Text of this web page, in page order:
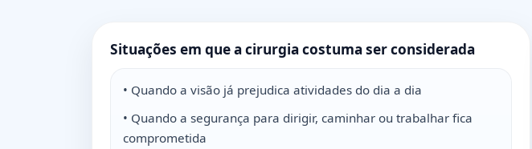
Situações em que a cirurgia costuma ser considerada
• Quando a visão já prejudica atividades do dia a dia
• Quando a segurança para dirigir, caminhar ou trabalhar fica
comprometida